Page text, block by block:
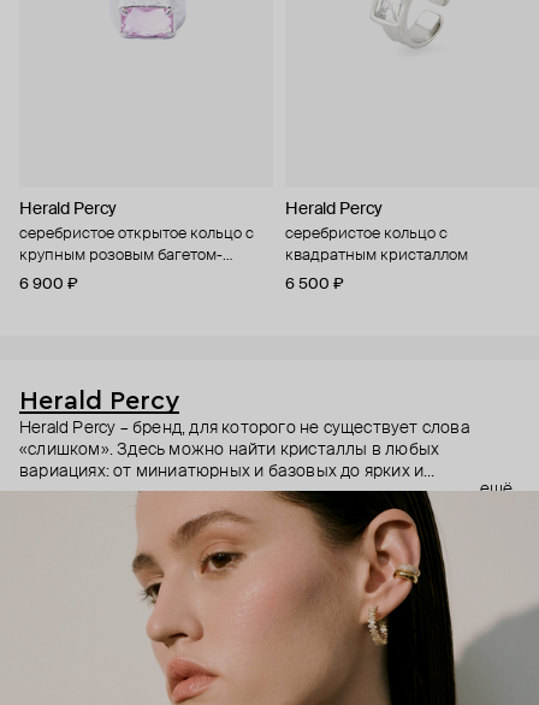
Herald Percy
серебристое открытое кольцо с
крупным розовым багетом-
кристаллом
6 900 ₽
Herald Percy
серебристое кольцо с
квадратным кристаллом
6 500 ₽
Herald Percy
Herald Percy – бренд, для которого не существует слова
«слишком». Здесь можно найти кристаллы в любых
вариациях: от миниатюрных и базовых до ярких и
массивных, которые сразу становятся главным элементом
образа. Героиня бренда – девушка из мегаполиса, которой
нужно как минимум 25 часов в сутках, чтобы все успеть, и
внушительный арсенал украшений, чтобы, поменяв серьги,
поехать на вечеринку сразу из офиса.
ещё